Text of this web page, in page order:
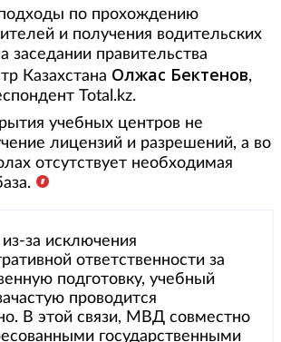
подходы по прохождению
и получения водительских
заседании правительства
Казахстана Олжас Бектенов,
Total.kz.
учебных центров не
лицензий и разрешений, а во
отсутствует необходимая
за исключения
ответственности за
подготовку, учебный
проводится
В этой связи, МВД совместно
государственными